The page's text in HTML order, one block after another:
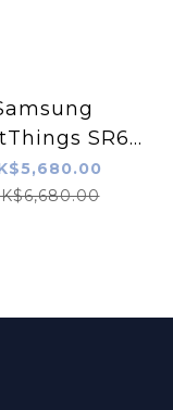
SR60
WP 智能門鎖
基本安裝